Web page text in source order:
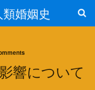
婚姻史
響について